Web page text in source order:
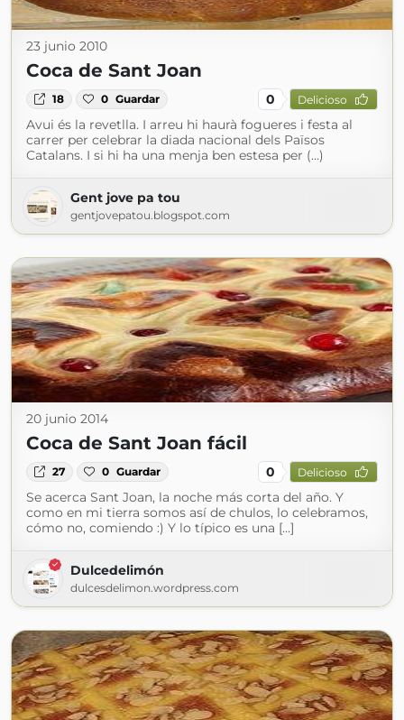
23 junio 2010
Coca de Sant Joan
18 0 Guardar 0 Delicioso
Avui és la revetlla. I arreu hi haurà fogueres i festa al
carrer per celebrar la diada nacional dels Països
Catalans. I si hi ha una menja ben estesa per (...)
Gent jove pa tou
gentjovepatou.blogspot.com
20 junio 2014
Coca de Sant Joan fácil
27 0 Guardar 0 Delicioso
Se acerca Sant Joan, la noche más corta del año. Y
como en mi tierra somos así de chulos, lo celebramos,
cómo no, comiendo :) Y lo típico es una […]
Dulcedelimón
dulcesdelimon.wordpress.com